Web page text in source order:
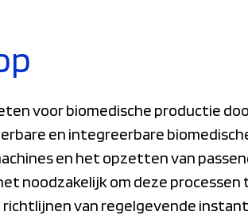
voor biomedische productie
en integreerbare
en het opzetten van
noodzakelijk om deze processen
van regelgevende